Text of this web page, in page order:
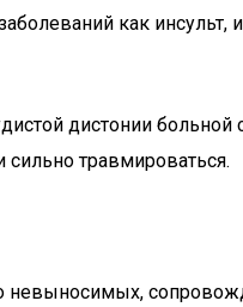
как
дистонии больной
травмироваться.
невыносимых,